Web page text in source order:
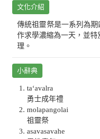
文化介紹
傳統祖靈祭是一系列為
作求學濃縮為一天，並特
理。
小辭典
ta‘avalra
勇士成年禮
molapangolai
祖靈祭
asavasavahe